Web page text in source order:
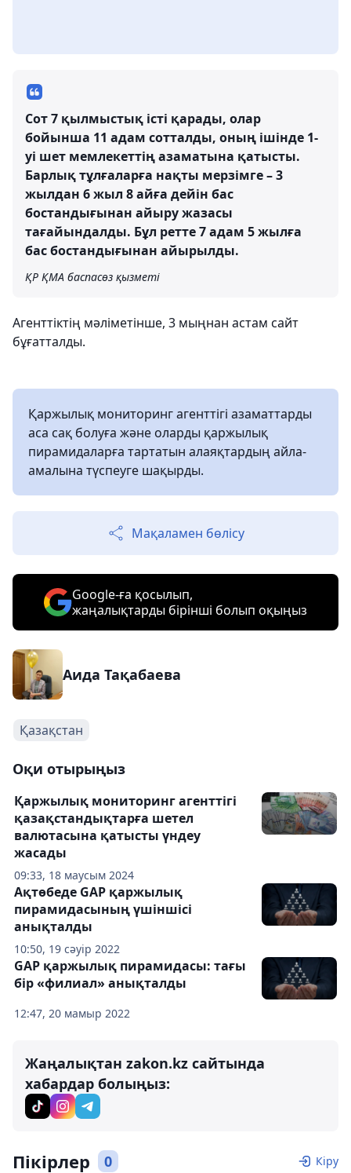
Сот 7 қылмыстық істі қарады, олар
бойынша 11 адам сотталды, оның ішінде 1-
уі шет мемлекеттің азаматына қатысты.
Барлық тұлғаларға нақты мерзімге – 3
жылдан 6 жыл 8 айға дейін бас
бостандығынан айыру жазасы
тағайындалды. Бұл ретте 7 адам 5 жылға
бас бостандығынан айырылды.
ҚР ҚМА баспасөз қызметі
Агенттіктің мәліметінше, 3 мыңнан астам сайт
бұғатталды.
Қаржылық мониторинг агенттігі азаматтарды
аса сақ болуға және оларды қаржылық
пирамидаларға тартатын алаяқтардың айла-
амалына түспеуге шақырды.
Мақаламен бөлісу
Google-ға қосылып,
жаңалықтарды бірінші болып оқыңыз
Аида Тақабаева
Қазақстан
Оқи отырыңыз
09:33, 18 маусым 2024
Қаржылық мониторинг агенттігі
қазақстандықтарға шетел
валютасына қатысты үндеу
жасады
10:50, 19 сәуір 2022
Ақтөбеде GAP қаржылық
пирамидасының үшіншісі
анықталды
12:47, 20 мамыр 2022
GAP қаржылық пирамидасы: тағы
бір «филиал» анықталды
Жаңалықтан zakon.kz сайтында
хабардар болыңыз:
Пікірлер 0 Кіру